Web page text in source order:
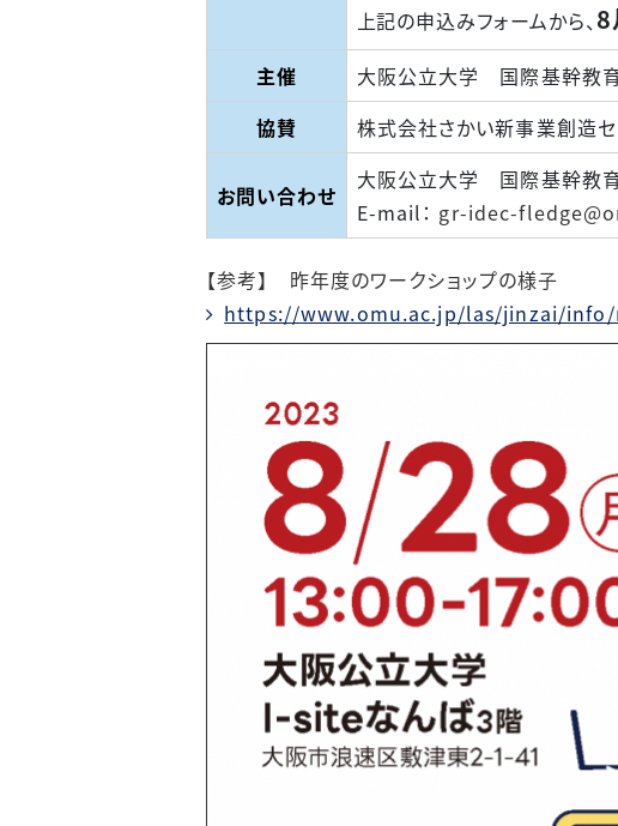
上記の申込みフォームから、 8
主催
大阪公立大学 国際基幹教
協賛
株式会社さかい新事業創造セ
お問い合わせ
大阪公立大学 国際基幹教
E-mail： gr-idec-
【参考】 昨年度のワークショップの様子
https://www.omu.ac.jp/las/jinzai/